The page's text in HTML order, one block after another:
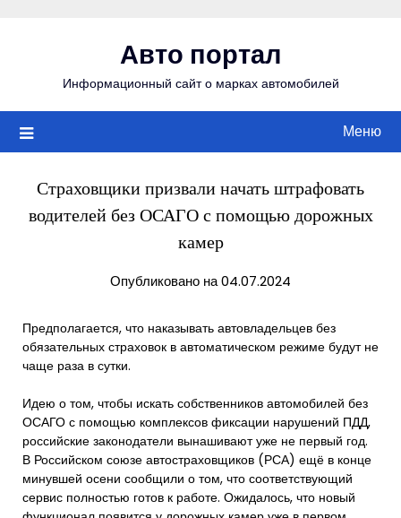
Авто портал
Информационный сайт о марках автомобилей
Меню
Страховщики призвали начать штрафовать
водителей без ОСАГО с помощью дорожных
камер
Опубликовано на 04.07.2024
Предполагается, что наказывать автовладельцев без
обязательных страховок в автоматическом режиме будут не
чаще раза в сутки.
Идею о том, чтобы искать собственников автомобилей без
ОСАГО с помощью комплексов фиксации нарушений ПДД,
российские законодатели вынашивают уже не первый год.
В Российском союзе автостраховщиков (РСА) ещё в конце
минувшей осени сообщили о том, что соответствующий
сервис полностью готов к работе. Ожидалось, что новый